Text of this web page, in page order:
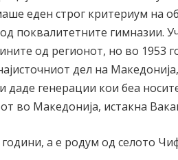
еден строг критериум на
поквалитетните гимназии.
од регионот, но во 1953
дел на
даде генерации кои беа
во Македонија, истакна
а е родум од селото